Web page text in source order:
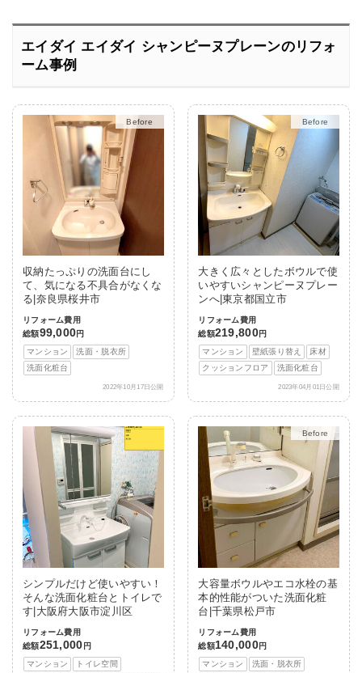
エイダイ エイダイ シャンピーヌプレーンのリフォ
ーム事例
Before
After
収納たっぷりの洗面台にし
て、気になる不具合がなくな
る|奈良県桜井市
リフォーム費用
総額99,000円
マンション
洗面・脱衣所
洗面化粧台
2022年10月17日公開
Before
After
大きく広々としたボウルで使
いやすいシャンピーヌプレー
ンへ|東京都国立市
リフォーム費用
総額219,800円
マンション
壁紙張り替え
床材
クッションフロア
洗面化粧台
2023年04月01日公開
シンプルだけど使いやすい！
そんな洗面化粧台とトイレで
す|大阪府大阪市淀川区
リフォーム費用
総額251,000 円
マンション
トイレ空間
Before
After
大容量ボウルやエコ水栓の基
本的性能がついた洗面化粧
台|千葉県松戸市
リフォーム費用
総額140,000円
マンション
洗面・脱衣所